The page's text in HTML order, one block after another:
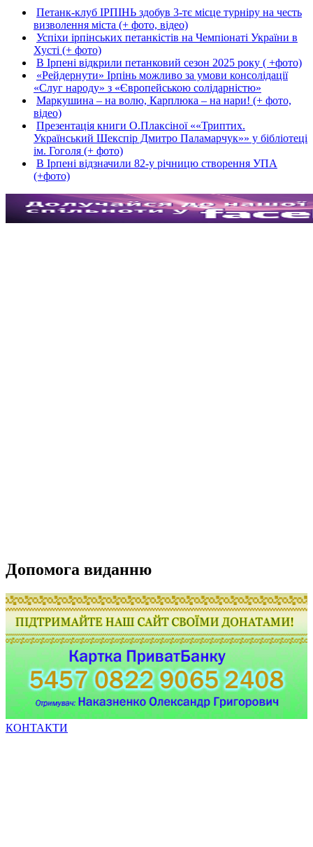
Петанк-клуб ІРПІНЬ здобув 3-тє місце турніру на честь
визволення міста (+ фото, відео)
Успіхи ірпінських петанкістів на Чемпіонаті України в
Хусті (+ фото)
В Ірпені відкрили петанковий сезон 2025 року ( +фото)
«Рейдернути» Ірпінь можливо за умови консолідації
«Слуг народу» з «Європейською солідарністю»
Маркушина – на волю, Карплюка – на нари! (+ фото,
відео)
Презентація книги О.Плаксіної ««Триптих.
Український Шекспір Дмитро Паламарчук»» у бібліотеці
ім. Гоголя (+ фото)
В Ірпені відзначили 82-у річницю створення УПА
(+фото)
Допомога виданню
КОНТАКТИ